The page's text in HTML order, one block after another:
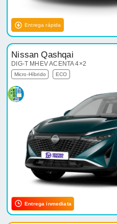
Entrega rápida
Nissan Qashqai
DIG-T MHEV ACENTA 4×2
Micro-Híbrido ECO
Entrega inmediata